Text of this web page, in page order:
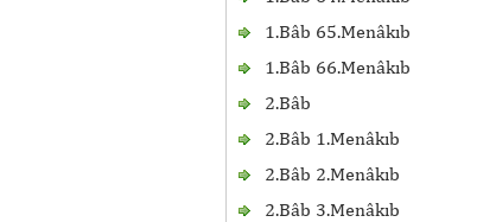
1.Bâb 65.Menâkıb
1.Bâb 66.Menâkıb
2.Bâb
2.Bâb 1.Menâkıb
2.Bâb 2.Menâkıb
2.Bâb 3.Menâkıb